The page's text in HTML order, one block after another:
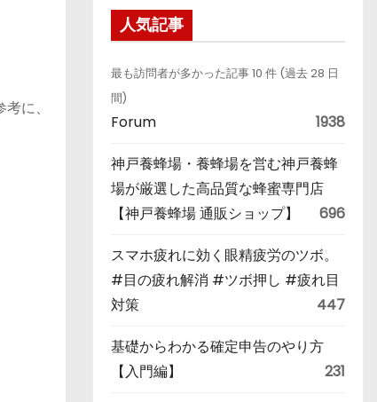
に、
人気記事
最も訪問者が多かった記事 10 件 (過去 28 日
間)
Forum 1938
神戸養蜂場・養蜂場を営む神戸養蜂
場が厳選した高品質な蜂蜜専門店
【神戸養蜂場 通販ショップ】
696
スマホ疲れに効く眼精疲労のツボ。
#目の疲れ解消 #ツボ押し #疲れ目
対策
447
基礎からわかる確定申告のやり方
【入門編】
231